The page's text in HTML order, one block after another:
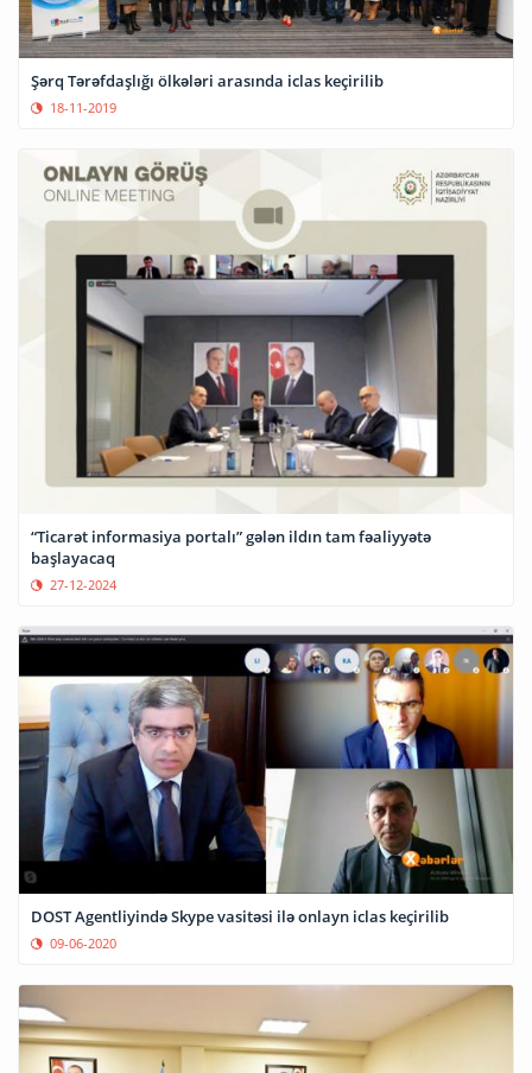
Şərq Tərəfdaşlığı ölkələri arasında iclas keçirilib
18-11-2019
“Ticarət informasiya portalı” gələn ildın tam fəaliyyətə
başlayacaq
27-12-2024
DOST Agentliyində Skype vasitəsi ilə onlayn iclas keçirilib
09-06-2020